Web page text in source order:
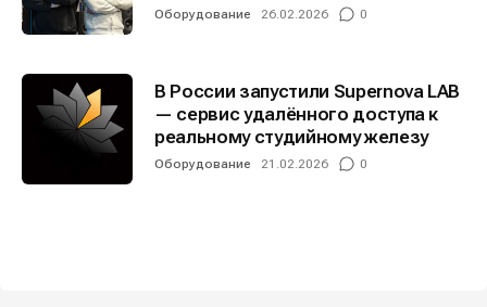
Оборудование 26.02.2026 0
В России запустили Supernova LAB
— сервис удалённого доступа к
реальному студийному железу
Оборудование 21.02.2026 0